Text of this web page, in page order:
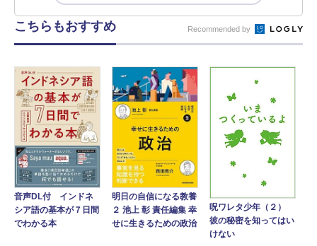
こちらもおすすめ Recommended by
音声DL付 インドネ
シア語の基本が７日間
でわかる本
明日の自信になる教養
２ 池上 彰 責任編集 幸
せに生きるための政治
呪ワレタ少年（２）
彼の秘密を知ってはい
けない